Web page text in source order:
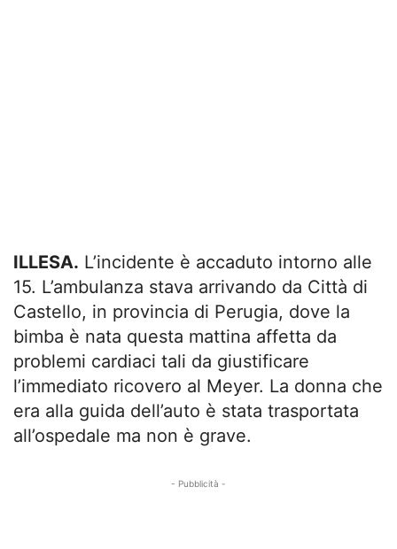
ILLESA. L’incidente è accaduto intorno alle
15. L’ambulanza stava arrivando da Città di
Castello, in provincia di Perugia, dove la
bimba è nata questa mattina affetta da
problemi cardiaci tali da giustificare
l’immediato ricovero al Meyer. La donna che
era alla guida dell’auto è stata trasportata
all’ospedale ma non è grave.
- Pubblicità -